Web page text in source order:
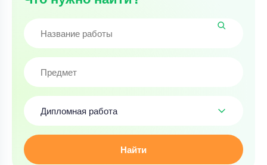
Дипломная работа
Найти